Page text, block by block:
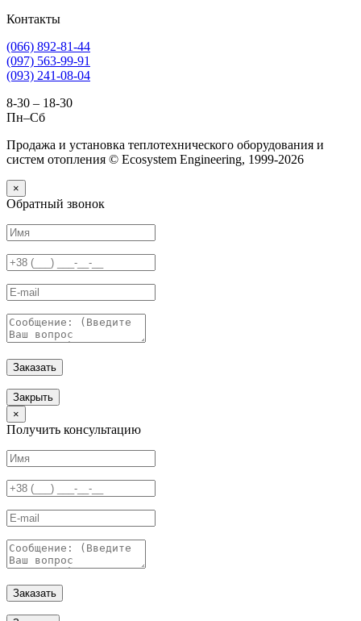
Контакты
(066) 892-81-44
(097) 563-99-91
(093) 241-08-04
8-30 – 18-30
Пн–Сб
Продажа и установка теплотехнического оборудования и
систем отопления © Ecosystem Engineering, 1999-2026
×
Обратный звонок
Заказать
Закрыть
×
Получить консультацию
Заказать